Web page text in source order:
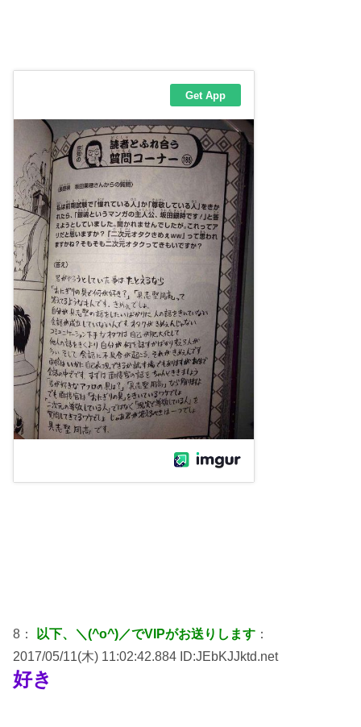
8： 以下、＼(^o^)／でVIPがお送りします ：
2017/05/11(木) 11:02:42.884 ID:JEbKJJktd.net
好き